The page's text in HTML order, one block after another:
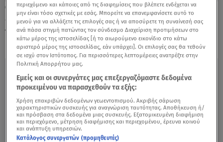
02.06.23, 20:00
«Έλα συντόμευε»: Το άκομψο σχόλιο του
πρίγκιπα William στην Kate Middleton
περιεχόμενο και κάποιες από τις διαφημίσεις που βλέπετε ενδέχεται να
μην είναι τόσο σχετικές με εσάς. Μπορείτε να επανεμφανίσετε αυτό το
μενού για να αλλάξετε τις επιλογές σας ή να αποσύρετε τη συναίνεσή σας
ανά πάσα στιγμή πατώντας τον σύνδεσμο Διαχείριση προτιμήσεων στο
κάτω μέρος της ιστοσελίδας [ή το αιωρούμενο εικονίδιο στο κάτω
αριστερό μέρος της ιστοσελίδας, εάν υπάρχει]. Οι επιλογές σας θα τεθούν
σε ισχύ στον Ιστότοπος. Για περισσότερες λεπτομέρειες ανατρέξτε στην
Πολιτική Απορρήτου μας.
Εμείς και οι συνεργάτες μας επεξεργαζόμαστε δεδομένα
προκειμένου να παρασχεθούν τα εξής:
Χρήση επακριβών δεδομένων γεωεντοπισμού. Ακριβής σάρωση
χαρακτηριστικών συσκευής για αναγνώριση ταυτότητας. Αποθήκευση ή/
και πρόσβαση στα δεδομένα μιας συσκευής. Εξατομικευμένη διαφήμιση
και περιεχόμενο, μέτρηση διαφήμισης και περιεχομένου, έρευνα κοινού
και ανάπτυξη υπηρεσιών.
Κατάλογος συνεργατών (προμηθευτές)